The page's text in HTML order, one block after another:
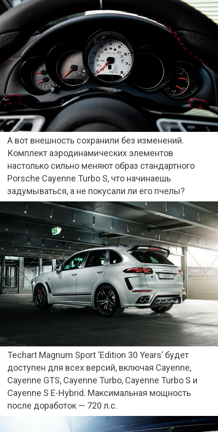
А вот внешность сохранили без изменений.
Комплект аэродинамических элементов
настолько сильно меняют образ стандартного
Porsche Cayenne Turbo S, что начинаешь
задумываться, а не покусали ли его пчелы?
Techart Magnum Sport ‘Edition 30 Years’ будет
доступен для всех версий, включая Cayenne,
Cayenne GTS, Cayenne Turbo, Cayenne Turbo S и
Cayenne S E-Hybrid. Максимальная мощность
после доработок — 720 л.с.